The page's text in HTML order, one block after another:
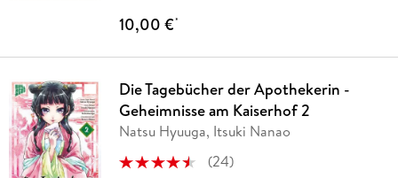
10,00 €*
Die Tagebücher der Apothekerin -
Geheimnisse am Kaiserhof 2
Natsu Hyuuga, Itsuki Nanao
(24)